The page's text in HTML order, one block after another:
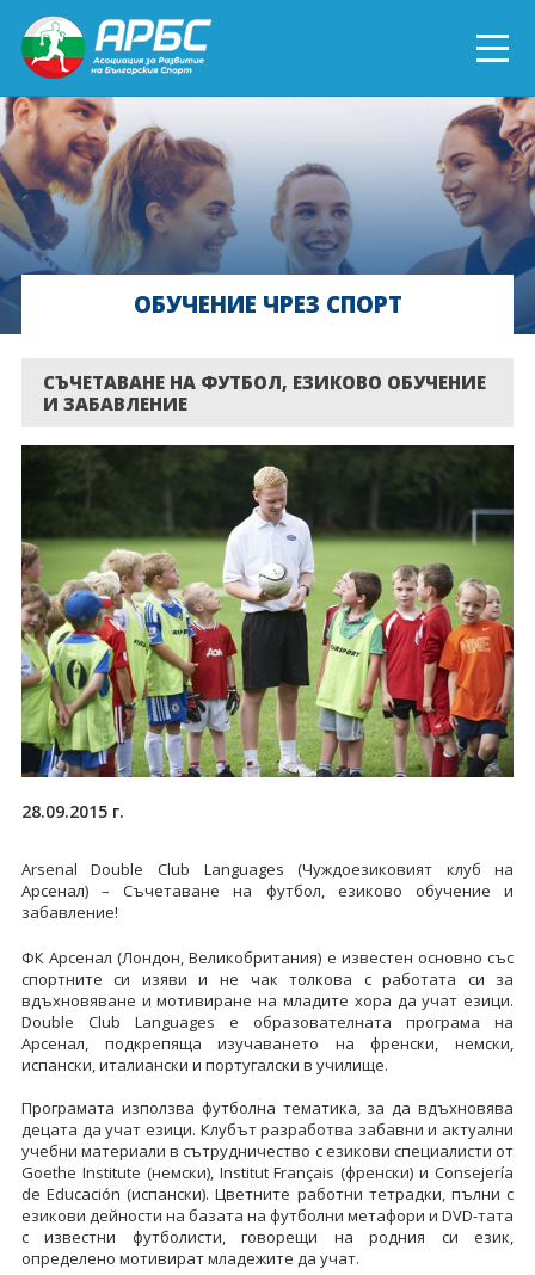
ENGLISH
СПОРТ БЛИЗО ДО ТЕБ
ТЕКУЩИ ПРОЕКТИ
ОНЛАЙН ОБУЧЕНИЯОБУЧЕНИЕ ЧРЕЗ СПОРТ
СЪЧЕТАВАНЕ НА ФУТБОЛ, ЕЗИКОВО ОБУЧЕНИЕ
И ЗАБАВЛЕНИЕ
28.09.2015 г.
Arsenal Double Club Languages (Чуждоезиковият клуб на
Арсенал) – Съчетаване на футбол, езиково обучение и
забавление!
ФК Арсенал (Лондон, Великобритания) е известен основно със
спортните си изяви и не чак толкова с работата си за
вдъхновяване и мотивиране на младите хора да учат езици.
Double Club Languages е образователната програма на
Арсенал, подкрепяща изучаването на френски, немски,
испански, италиански и португалски в училище.
Програмата използва футболна тематика, за да вдъхновява
децата да учат езици. Клубът разработва забавни и актуални
учебни материали в сътрудничество с езикови специалисти от
Goethe Institute (немски), Institut Français (френски) и Consejería
de Educación (испански). Цветните работни тетрадки, пълни с
езикови дейности на базата на футболни метафори и DVD-тата
с известни футболисти, говорещи на родния си език,
определено мотивират младежите да учат.